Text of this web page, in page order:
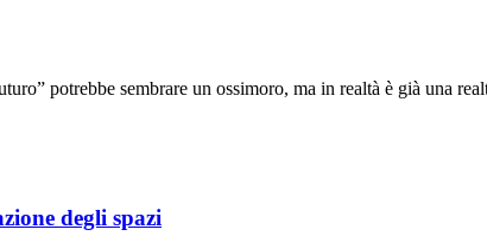
potrebbe sembrare un ossimoro, ma in realtà è già una
degli spazi